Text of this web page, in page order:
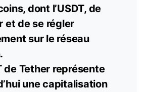
dont l’USDT, de
et de se régler
sur le réseau
de Tether représente
une capitalisation